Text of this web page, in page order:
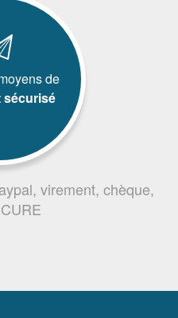
de
sécurisé
virement, chèque,